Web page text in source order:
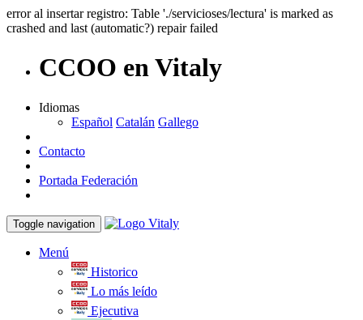
error al insertar registro: Table './servicioses/lectura' is marked as
crashed and last (automatic?) repair failed
CCOO en Vitaly
Idiomas
Español Catalán Gallego
Contacto
Portada Federación
Toggle navigation
Menú
Historico
Lo más leído
Ejecutiva